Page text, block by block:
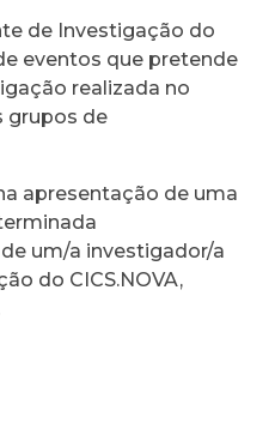
de Investigação do
eventos que pretende
realizada no
grupos de
apresentação de uma
um/a investigador/a
do CICS.NOVA,